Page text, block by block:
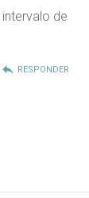
de
reply RESPONDER